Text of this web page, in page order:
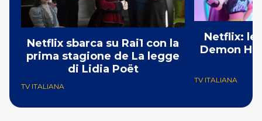
Netflix sbarca su Rai1 con la
prima stagione de La legge
di Lidia Poët
TV ITALIANA
Netflix: le
Demon
TV ITALIANA